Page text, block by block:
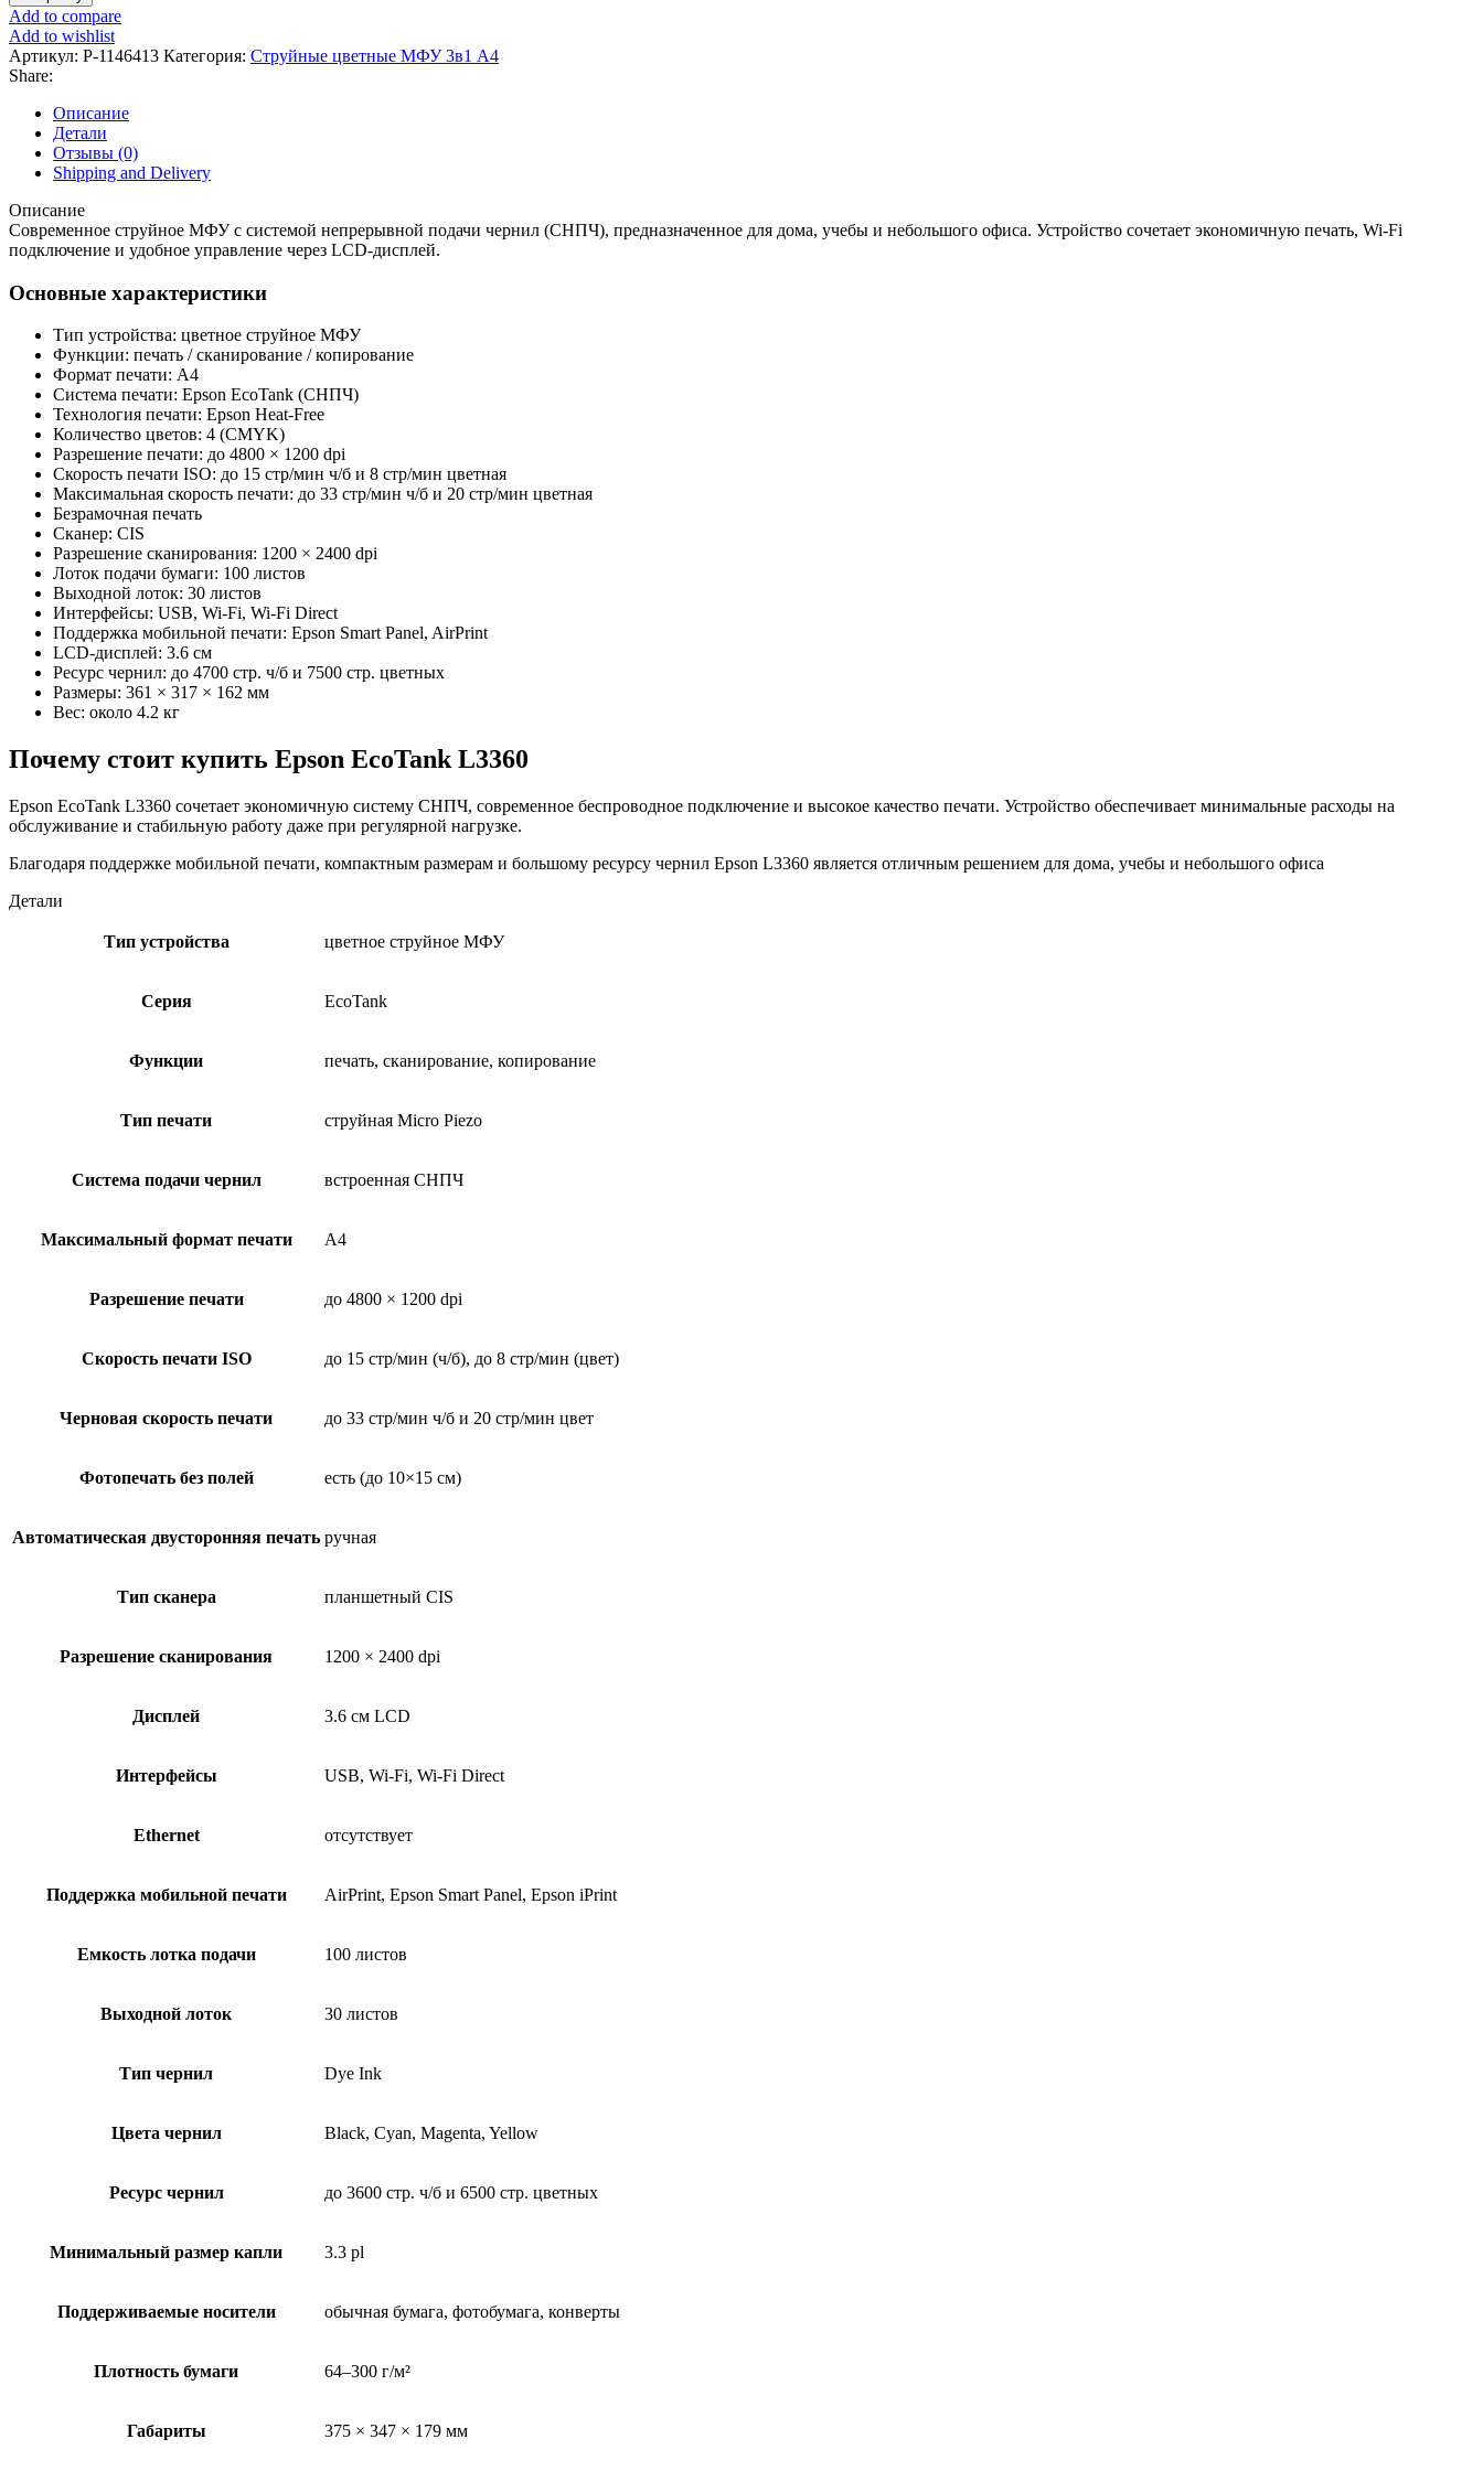
МФУ
Epson
EcoTank
L3360
Add to compare
Add to wishlist
Артикул: P-1146413 Категория: Струйные цветные МФУ 3в1 А4
Share:
Описание
Детали
Отзывы (0)
Shipping and Delivery
Описание
Современное струйное МФУ с системой непрерывной подачи чернил (СНПЧ), предназначенное для дома, учебы и небольшого офиса. Устройство сочетает экономичную печать, Wi-Fi
подключение и удобное управление через LCD-дисплей.
Основные характеристики
Тип устройства: цветное струйное МФУ
Функции: печать / сканирование / копирование
Формат печати: A4
Система печати: Epson EcoTank (СНПЧ)
Технология печати: Epson Heat-Free
Количество цветов: 4 (CMYK)
Разрешение печати: до 4800 × 1200 dpi
Скорость печати ISO: до 15 стр/мин ч/б и 8 стр/мин цветная
Максимальная скорость печати: до 33 стр/мин ч/б и 20 стр/мин цветная
Безрамочная печать
Сканер: CIS
Разрешение сканирования: 1200 × 2400 dpi
Лоток подачи бумаги: 100 листов
Выходной лоток: 30 листов
Интерфейсы: USB, Wi-Fi, Wi-Fi Direct
Поддержка мобильной печати: Epson Smart Panel, AirPrint
LCD-дисплей: 3.6 см
Ресурс чернил: до 4700 стр. ч/б и 7500 стр. цветных
Размеры: 361 × 317 × 162 мм
Вес: около 4.2 кг
Почему стоит купить Epson EcoTank L3360
Epson EcoTank L3360 сочетает экономичную систему СНПЧ, современное беспроводное подключение и высокое качество печати. Устройство обеспечивает минимальные расходы на
обслуживание и стабильную работу даже при регулярной нагрузке.
Благодаря поддержке мобильной печати, компактным размерам и большому ресурсу чернил Epson L3360 является отличным решением для дома, учебы и небольшого офиса
Детали
Тип устройства цветное струйное МФУ
Серия EcoTank
Функции печать, сканирование, копирование
Тип печати струйная Micro Piezo
Система подачи чернил встроенная СНПЧ
Максимальный формат печати A4
Разрешение печати до 4800 × 1200 dpi
Скорость печати ISO до 15 стр/мин (ч/б), до 8 стр/мин (цвет)
Черновая скорость печати до 33 стр/мин ч/б и 20 стр/мин цвет
Фотопечать без полей есть (до 10×15 см)
Автоматическая двусторонняя печать ручная
Тип сканера планшетный CIS
Разрешение сканирования 1200 × 2400 dpi
Дисплей 3.6 см LCD
Интерфейсы USB, Wi-Fi, Wi-Fi Direct
Ethernet отсутствует
Поддержка мобильной печати AirPrint, Epson Smart Panel, Epson iPrint
Емкость лотка подачи 100 листов
Выходной лоток 30 листов
Тип чернил Dye Ink
Цвета чернил Black, Cyan, Magenta, Yellow
Ресурс чернил до 3600 стр. ч/б и 6500 стр. цветных
Минимальный размер капли 3.3 pl
Поддерживаемые носители обычная бумага, фотобумага, конверты
Плотность бумаги 64–300 г/м²
Габариты 375 × 347 × 179 мм